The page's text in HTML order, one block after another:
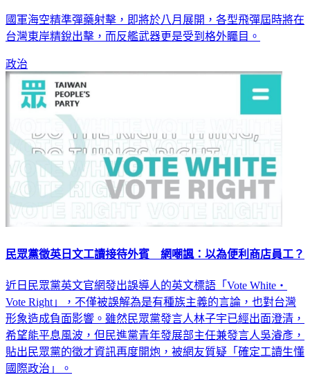
國軍海空精準彈藥射擊，即將於八月展開，各型飛彈屆時將在
台灣東岸精銳出擊，而反艦武器更是受到格外矚目。
政治
民眾黨徵英日文工讀接待外賓 網嘲諷：以為便利商店員工？
近日民眾黨英文官網發出誤導人的英文標語「Vote White・
Vote Right」，不僅被誤解為是有種族主義的言論，也對台灣
形象造成負面影響。雖然民眾黨發言人林子宇已經出面澄清，
希望能平息風波，但民進黨青年發展部主任兼發言人吳濬彥，
貼出民眾黨的徵才資訊再度開炮，被網友質疑「確定工讀生懂
國際政治」。